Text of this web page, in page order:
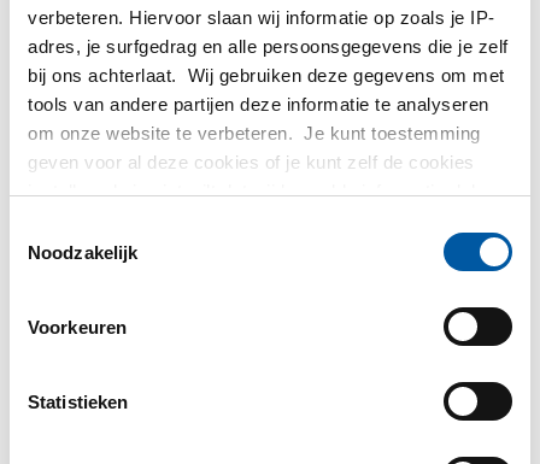
verbeteren. Hiervoor slaan wij informatie op zoals je IP-
adres, je surfgedrag en alle persoonsgegevens die je zelf
bij ons achterlaat. Wij gebruiken deze gegevens om met
tools van andere partijen deze informatie te analyseren
om onze website te verbeteren. Je kunt toestemming
geven voor al deze cookies of je kunt zelf de cookies
instellen als je niet wilt dat wij bepaalde informatie delen.
partijen waarmee wij samenwerken vind je in ons
Noodzakelijk
Voorkeuren
Statistieken
Rvs 1.4307 (304L)
gelaste ronde buis
gegloeid
2420-0110
Rvs 1.4404 (316L)
gelaste ronde buis
gegloeid
2420-0130